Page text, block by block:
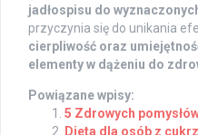
jadłospisu do
przyczynia się do unikania
cierpliwość oraz
elementy w dążeniu do
Powiązane wpisy:
5 Zdrowych
Dieta dla osób z